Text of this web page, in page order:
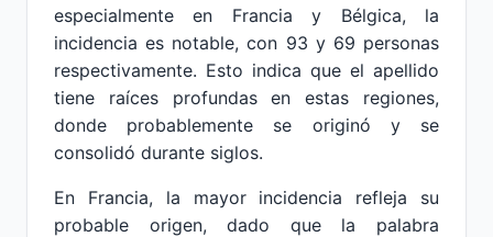
especialmente en Francia y Bélgica, la
incidencia es notable, con 93 y 69 personas
respectivamente. Esto indica que el apellido
tiene raíces profundas en estas regiones,
donde probablemente se originó y se
consolidó durante siglos.
En Francia, la mayor incidencia refleja su
probable origen, dado que la palabra